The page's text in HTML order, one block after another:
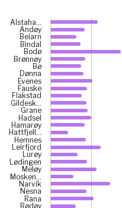
Bar chart with 40 bars.
View as data table, Chart
The chart has 1 X axis
The chart has 1 Y axis
Alstaha…
Beiarn
Bodø
Bø
Evenes
Flakstad
Grane
Hamarøy
Hemnes
Lurøy
Meløy
Narvik
Rana
Andøy
Bindal
Brønnøy
Dønna
Fauske
Gildesk…
Hadsel
Hattfjell…
Leirfjord
Lødingen
Mosken…
Nesna
Rødøy